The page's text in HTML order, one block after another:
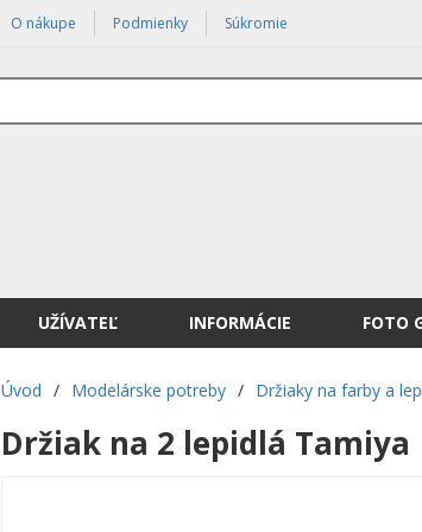
O nákupe Podmienky Súkromie
UŽÍVATEĽ INFORMÁCIE FOTO
Úvod / Modelárske potreby / Držiaky na farby a
Držiak na 2 lepidlá Tamiya